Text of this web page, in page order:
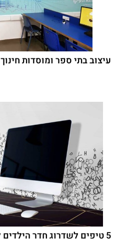
עיצוב בתי ספר ומוסדות חינוך
5 טיפים לשדרוג חדר הילדים לפני תחילת הלימודים